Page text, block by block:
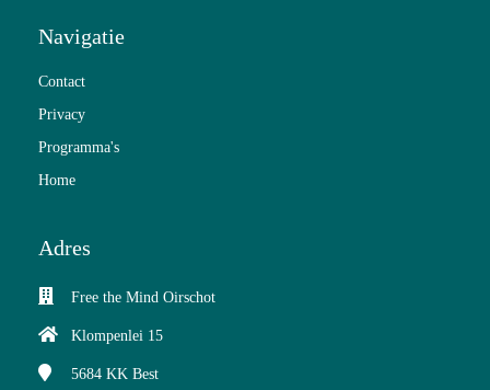
Navigatie
Contact
Privacy
Programma's
Home
Adres
Free the Mind Oirschot
Klompenlei 15
5684 KK Best